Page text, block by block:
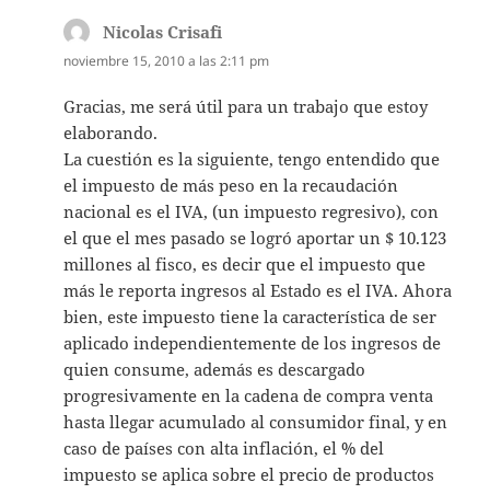
Nicolas Crisafi
noviembre 15, 2010 a las 2:11 pm
Gracias, me será útil para un trabajo que estoy
elaborando.
La cuestión es la siguiente, tengo entendido que
el impuesto de más peso en la recaudación
nacional es el IVA, (un impuesto regresivo), con
el que el mes pasado se logró aportar un $ 10.123
millones al fisco, es decir que el impuesto que
más le reporta ingresos al Estado es el IVA. Ahora
bien, este impuesto tiene la característica de ser
aplicado independientemente de los ingresos de
quien consume, además es descargado
progresivamente en la cadena de compra venta
hasta llegar acumulado al consumidor final, y en
caso de países con alta inflación, el % del
impuesto se aplica sobre el precio de productos